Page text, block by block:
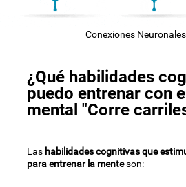
Conexiones
¿Qué habilidades
puedo entrenar con
mental "Corre
Las habilidades cognitivas que
para entrenar la menteson: